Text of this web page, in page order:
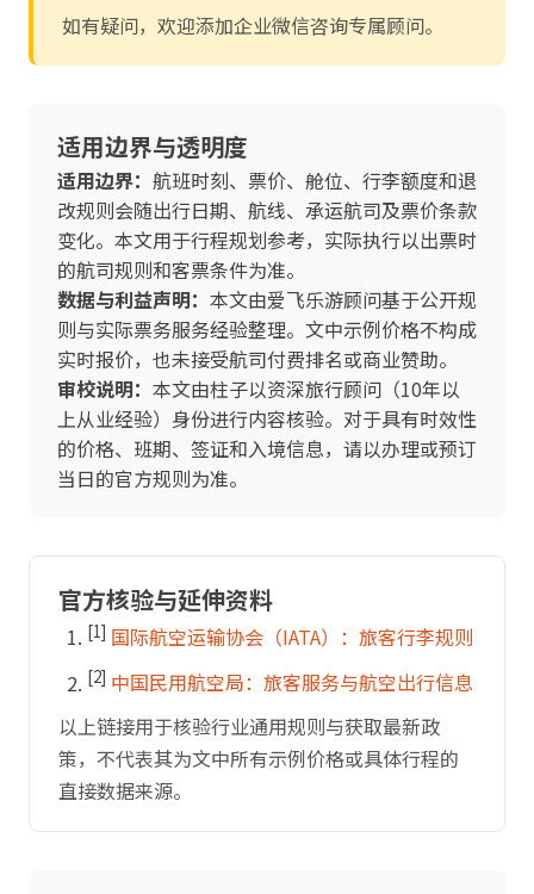
如有疑问，欢迎添加企业微信咨询专属顾问。
适用边界与透明度
适用边界： 航班时刻、票价、舱位、行李额度和退
改规则会随出行日期、航线、承运航司及票价条款
变化。本文用于行程规划参考，实际执行以出票时
的航司规则和客票条件为准。
数据与利益声明： 本文由爱飞乐游顾问基于公开规
则与实际票务服务经验整理。文中示例价格不构成
实时报价，也未接受航司付费排名或商业赞助。
审校说明： 本文由柱子以资深旅行顾问（10年以
上从业经验）身份进行内容核验。对于具有时效性
的价格、班期、签证和入境信息，请以办理或预订
当日的官方规则为准。
官方核验与延伸资料
[1] 国际航空运输协会（IATA）：旅客行李规则
[2] 中国民用航空局：旅客服务与航空出行信息
以上链接用于核验行业通用规则与获取最新政
策，不代表其为文中所有示例价格或具体行程的
直接数据来源。